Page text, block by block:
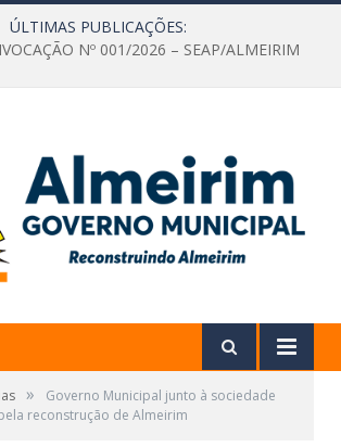
ÚLTIMAS PUBLICAÇÕES:
Nº 001/2026 – SEAP/ALMEIRIM
»
Governo Municipal junto à sociedade
reconstrução de Almeirim